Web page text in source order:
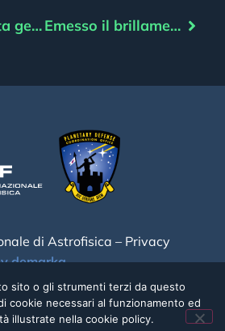
Forte tempesta geomagnetica in arrivo? Emesso il brillamento più potente del ciclo solare XXV
di Astrofisica – Privacy
demarka
sito o gli strumenti terzi da questo
cookie necessari al funzionamento ed
illustrate nella cookie policy.